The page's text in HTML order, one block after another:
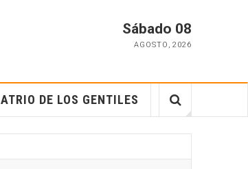
Sábado 08
AGOSTO , 2026
ATRIO DE LOS GENTILES